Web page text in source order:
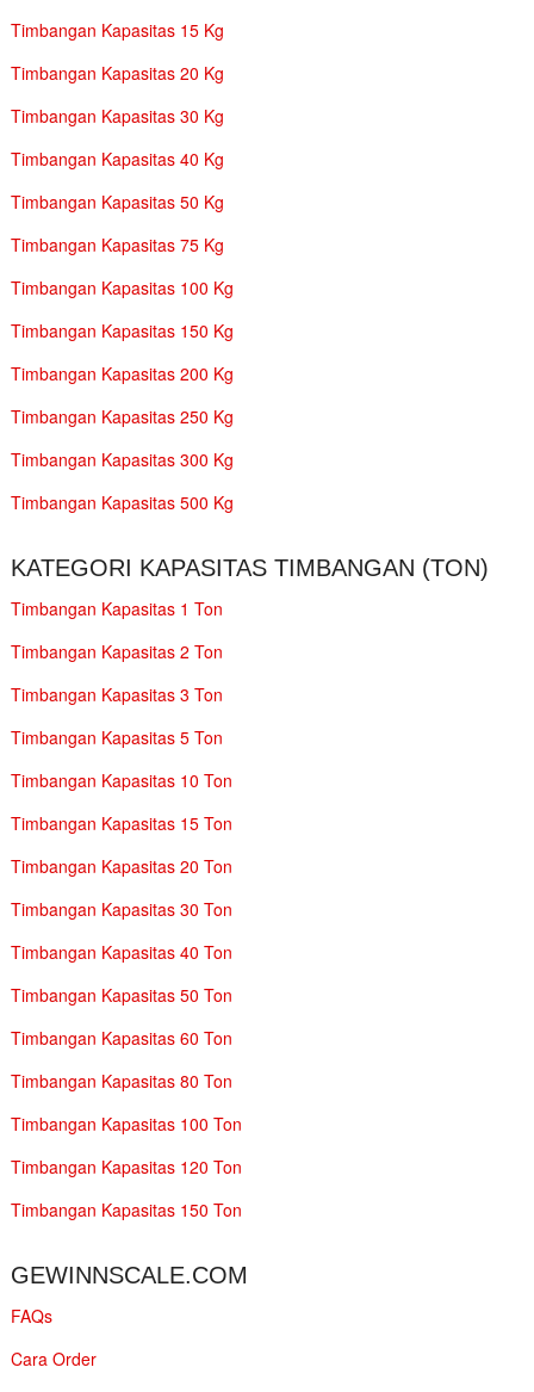
Timbangan Kapasitas 15 Kg
Timbangan Kapasitas 20 Kg
Timbangan Kapasitas 30 Kg
Timbangan Kapasitas 40 Kg
Timbangan Kapasitas 50 Kg
Timbangan Kapasitas 75 Kg
Timbangan Kapasitas 100 Kg
Timbangan Kapasitas 150 Kg
Timbangan Kapasitas 200 Kg
Timbangan Kapasitas 250 Kg
Timbangan Kapasitas 300 Kg
Timbangan Kapasitas 500 Kg
KATEGORI KAPASITAS TIMBANGAN (TON)
Timbangan Kapasitas 1 Ton
Timbangan Kapasitas 2 Ton
Timbangan Kapasitas 3 Ton
Timbangan Kapasitas 5 Ton
Timbangan Kapasitas 10 Ton
Timbangan Kapasitas 15 Ton
Timbangan Kapasitas 20 Ton
Timbangan Kapasitas 30 Ton
Timbangan Kapasitas 40 Ton
Timbangan Kapasitas 50 Ton
Timbangan Kapasitas 60 Ton
Timbangan Kapasitas 80 Ton
Timbangan Kapasitas 100 Ton
Timbangan Kapasitas 120 Ton
Timbangan Kapasitas 150 Ton
GEWINNSCALE.COM
FAQs
Cara Order